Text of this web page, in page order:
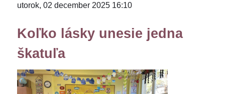
utorok, 02 december 2025 16:10
Koľko lásky unesie jedna
škatuľa